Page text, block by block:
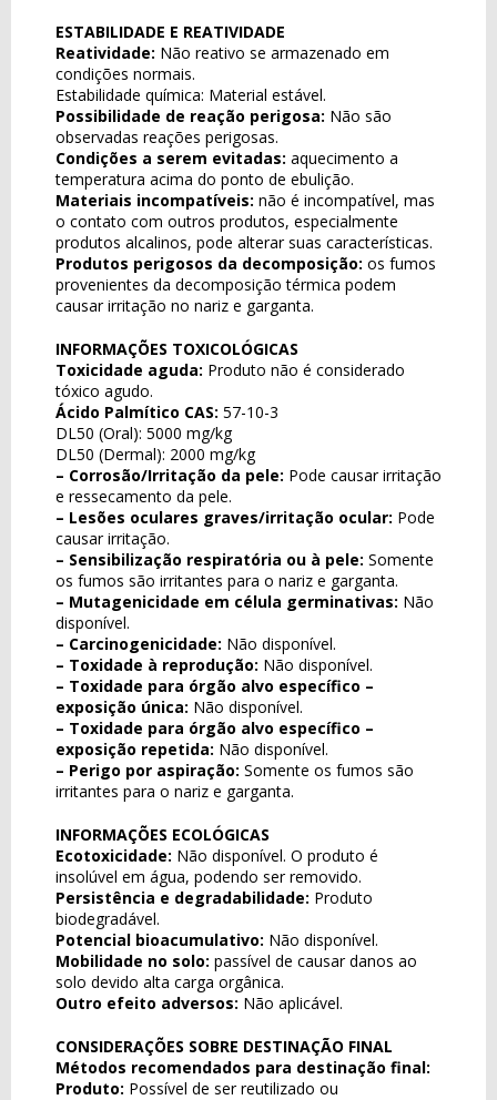
ESTABILIDADE E REATIVIDADE
Reatividade: Não reativo se armazenado em
condições normais.
Estabilidade química: Material estável.
Possibilidade de reação perigosa: Não são
observadas reações perigosas.
Condições a serem evitadas: aquecimento a
temperatura acima do ponto de ebulição.
Materiais incompatíveis: não é incompatível, mas
o contato com outros produtos, especialmente
produtos alcalinos, pode alterar suas características.
Produtos perigosos da decomposição: os fumos
provenientes da decomposição térmica podem
causar irritação no nariz e garganta.
INFORMAÇÕES TOXICOLÓGICAS
Toxicidade aguda: Produto não é considerado
tóxico agudo.
Ácido Palmítico CAS: 57-10-3
DL50 (Oral): 5000 mg/kg
DL50 (Dermal): 2000 mg/kg
– Corrosão/Irritação da pele: Pode causar irritação
e ressecamento da pele.
– Lesões oculares graves/irritação ocular: Pode
causar irritação.
– Sensibilização respiratória ou à pele: Somente
os fumos são irritantes para o nariz e garganta.
– Mutagenicidade em célula germinativas: Não
disponível.
– Carcinogenicidade: Não disponível.
– Toxidade à reprodução: Não disponível.
– Toxidade para órgão alvo específico –
exposição única: Não disponível.
– Toxidade para órgão alvo específico –
exposição repetida: Não disponível.
– Perigo por aspiração: Somente os fumos são
irritantes para o nariz e garganta.
INFORMAÇÕES ECOLÓGICAS
Ecotoxicidade: Não disponível. O produto é
insolúvel em água, podendo ser removido.
Persistência e degradabilidade: Produto
biodegradável.
Potencial bioacumulativo: Não disponível.
Mobilidade no solo: passível de causar danos ao
solo devido alta carga orgânica.
Outro efeito adversos: Não aplicável.
CONSIDERAÇÕES SOBRE DESTINAÇÃO FINAL
Métodos recomendados para destinação final:
Produto: Possível de ser reutilizado ou